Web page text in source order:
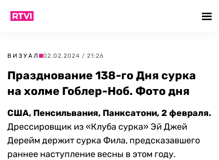
ВИЗУАЛ 02.02.2024 / 21:26
Празднование 138-го Дня сурка
на холме Гоблер-Ноб. Фото дня
США, Пенсильвания, Панксатони, 2 февраля.
Дрессировщик из «Клуба сурка» Эй Джей
Дерейм держит сурка Фила, предсказавшего
раннее наступление весны в этом году.